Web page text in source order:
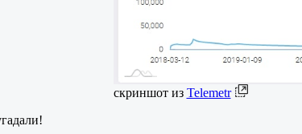
скриншот из Telemetr